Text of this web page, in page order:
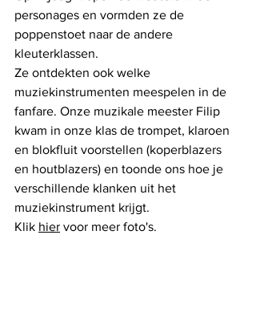
personages en vormden ze de
poppenstoet naar de andere
kleuterklassen.
Ze ontdekten ook welke
muziekinstrumenten meespelen in de
fanfare. Onze muzikale meester Filip
kwam in onze klas de trompet, klaroen
en blokfluit voorstellen (koperblazers
en houtblazers) en toonde ons hoe je
verschillende klanken uit het
muziekinstrument krijgt.
Klik hier voor meer foto's.